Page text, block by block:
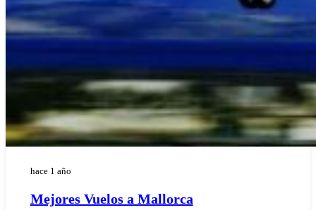
hace 1 año
Mejores Vuelos a Mallorca